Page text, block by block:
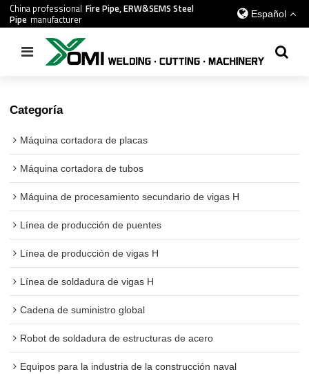
China professional Fire Pipe, ERW&SEMS Steel
Pipe manufacturer Español
todos / Máquina de ensamblaje de vigas en I
Categoría
Máquina cortadora de placas
Máquina cortadora de tubos
Máquina de procesamiento secundario de vigas H
Línea de producción de puentes
Línea de producción de vigas H
Línea de soldadura de vigas H
Cadena de suministro global
Robot de soldadura de estructuras de acero
Equipos para la industria de la construcción naval